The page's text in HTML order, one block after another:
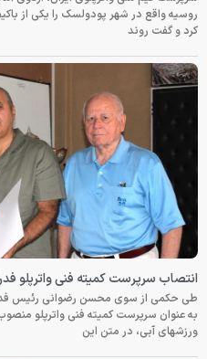
روسیه واقع در شهر پودولسک را یکی از
کرد و گفت روند
انتصاب سرپرست کمیته فنی واترپلو
طی حکمی از سوی محسن رضوانی رئیس
به عنوان سرپرست کمیته فنی واترپلو
ورزشهای آبی، در متن این